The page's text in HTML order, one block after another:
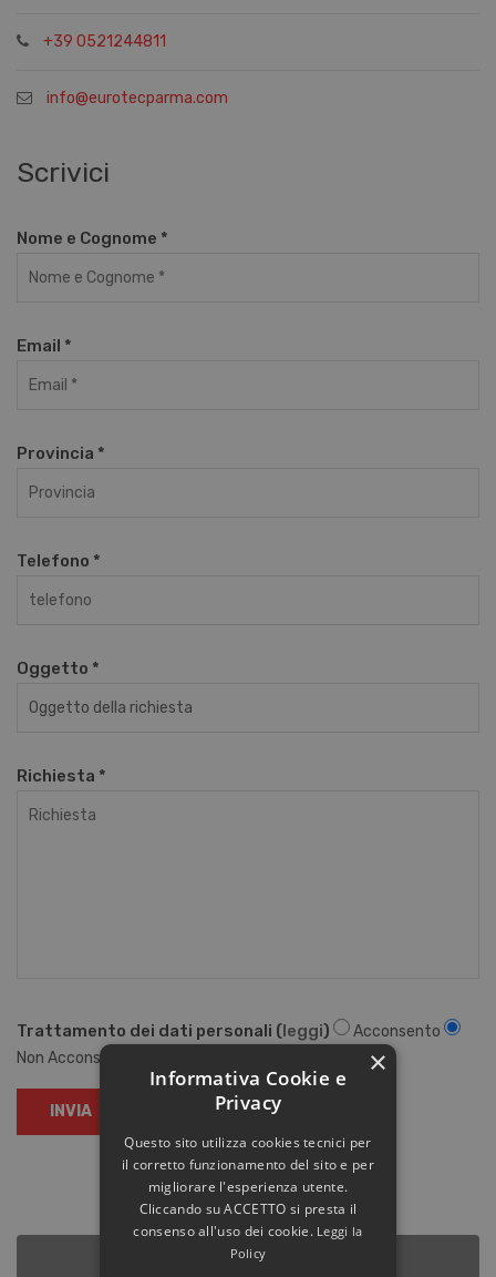
+39 0521244811
info@eurotecparma.com
Scrivici
Nome e Cognome *
Email *
Provincia *
Telefono *
Oggetto *
Richiesta *
Trattamento dei dati personali (leggi)
Acconsento
Non Acconsento
INVIA
×
Informativa Cookie e
Privacy
Questo sito utilizza cookies tecnici per
il corretto funzionamento del sito e per
migliorare l'esperienza utente.
Cliccando su ACCETTO si presta il
consenso all'uso dei cookie. Leggi la
Policy